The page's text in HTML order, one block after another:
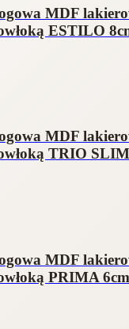
MDF
ESTILO
MDF
TRIO
MDF
PRIMA 6cm